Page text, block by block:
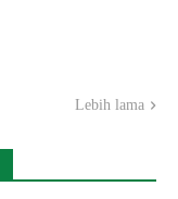
Lebih lama